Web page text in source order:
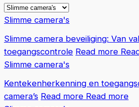
Slimme camera's
Slimme camera beveiliging: Van
toegangscontrole Read more
Slimme camera's
Kentekenherkenning en
camera’s Read more Read more